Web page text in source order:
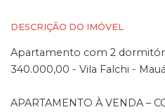
DESCRIÇÃO DO IMÓVEL
Apartamento com 2
340.000,00 - Vila Falchi -
APARTAMENTO À VENDA –